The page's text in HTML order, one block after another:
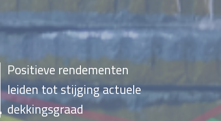
Positieve rendementen
leiden tot stijging actuele
dekkingsgraad